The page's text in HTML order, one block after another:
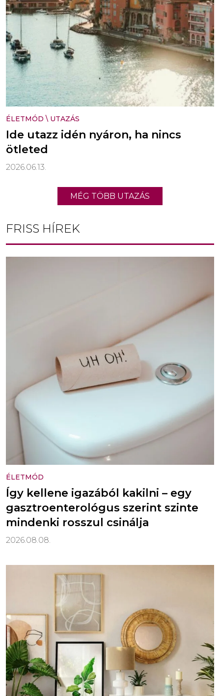
ÉLETMÓD \ UTAZÁS
Ide utazz idén nyáron, ha nincs
ötleted
2026.06.13.
MÉG TÖBB UTAZÁS
FRISS HÍREK
ÉLETMÓD
Így kellene igazából kakilni – egy
gasztroenterológus szerint szinte
mindenki rosszul csinálja
2026.08.08.